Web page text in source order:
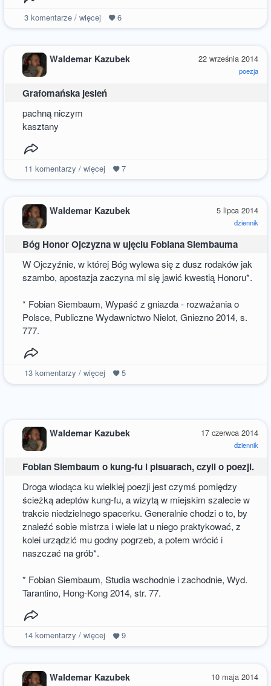
3komentarze / więcej 6
22 września 2014
poezja
Waldemar Kazubek
Grafomańska jesień
pachną niczym
kasztany
11 komentarzy / więcej 7
5 lipca 2014
dziennik
Waldemar Kazubek
Bóg Honor Ojczyzna w ujęciu Fobiana Siembauma
W Ojczyźnie, w której Bóg wylewa się z dusz rodaków jak
szambo, apostazja zaczyna mi się jawić kwestią Honoru*.
* Fobian Siembaum, Wypaść z gniazda - rozważania o
Polsce, Publiczne Wydawnictwo Nielot, Gniezno 2014, s.
777.
13komentarzy / więcej 5
17 czerwca 2014
dziennik
Waldemar Kazubek
Fobian Siembaum o kung-fu i pisuarach, czyli o poezji.
Droga wiodąca ku wielkiej poezji jest czymś pomiędzy
ścieżką adeptów kung-fu, a wizytą w miejskim szalecie w
trakcie niedzielnego spacerku. Generalnie chodzi o to, by
znaleźć sobie mistrza i wiele lat u niego praktykować, z
kolei urządzić mu godny pogrzeb, a potem wrócić i
naszczać na grób*.
* Fobian Siembaum, Studia wschodnie i zachodnie, Wyd.
Tarantino, Hong-Kong 2014, str. 77.
14komentarzy / więcej 9
10 maja 2014
Waldemar Kazubek